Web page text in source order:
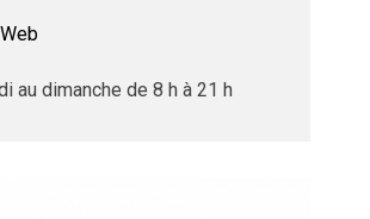
au dimanche de 8 h à 21 h